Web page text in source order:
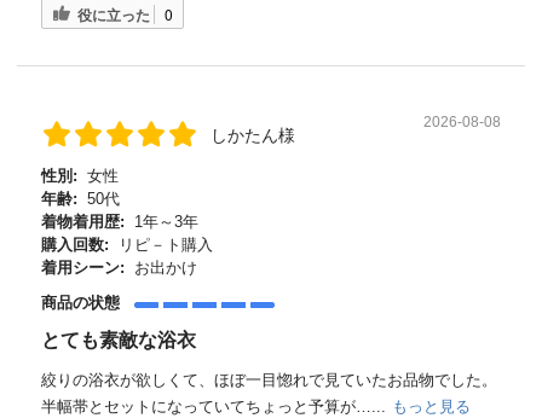
役に立った 0
しかたん様
2026-08-08
性別: 女性
年齢: 50代
着物着用歴:
1年～3年
購入回数:
リピ－ト購入
着用シーン:
お出かけ
商品の状態
とても素敵な浴衣
絞りの浴衣が欲しくて、ほぼ一目惚れで見ていたお品物でした。
半幅帯とセットになっていてちょっと予算が…... もっと見る